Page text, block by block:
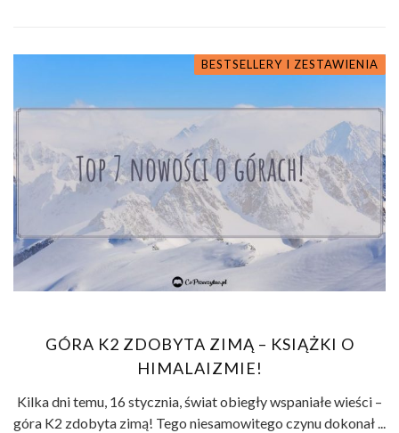
BESTSELLERY I ZESTAWIENIA
GÓRA K2 ZDOBYTA ZIMĄ – KSIĄŻKI O
HIMALAIZMIE!
Kilka dni temu, 16 stycznia, świat obiegły wspaniałe wieści –
góra K2 zdobyta zimą! Tego niesamowitego czynu dokonał ...